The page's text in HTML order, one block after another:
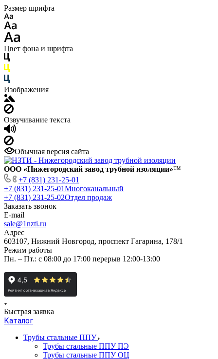
Размер шрифта
Цвет фона и шрифта
Изображения
Озвучивание текста
Обычная версия сайта
ООО «Нижегородский завод трубной изоляции»™
+7 (831) 231-25-01
+7 (831) 231-25-01Многоканальный
+7 (831) 231-25-02Отдел продаж
Заказать звонок
E-mail
sale@1nzti.ru
Адрес
603107, Нижний Новгород, проспект Гагарина, 178/1
Режим работы
Пн. – Пт.: с 08:00 до 17:00 перерыв 12:00-13:00
Быстрая заявка
Каталог
Трубы стальные ППУ
Трубы стальные ППУ ПЭ
Трубы стальные ППУ ОЦ